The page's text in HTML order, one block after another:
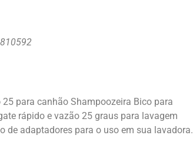
para canhão Shampoozeira Bico para
rápido e vazão 25 graus para lavagem
de adaptadores para o uso em sua lavadora.